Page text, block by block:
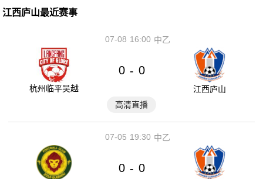
江西庐山最近赛事
16:00
07-08 中乙
杭州临平吴越
0 - 0
江西庐山
高清直播
19:30
07-05 中乙
0 - 0